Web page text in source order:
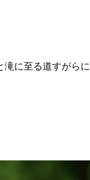
滝に至る道すがらに